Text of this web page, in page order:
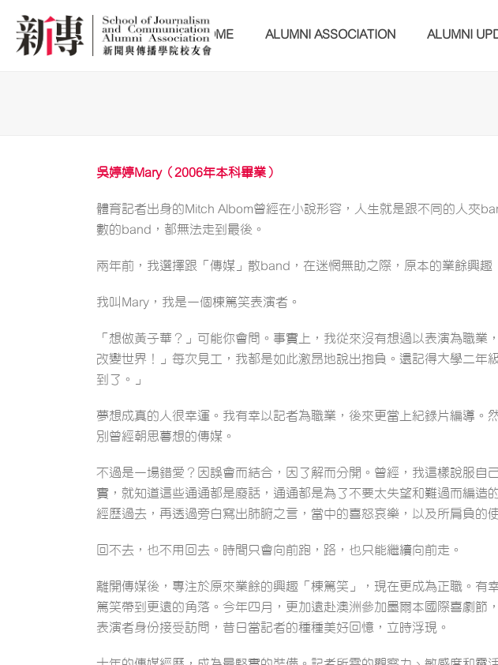
HOME ALUMNI ASSOCIATION ALUMNI
吳婷婷Mary（2006年本科畢業）
體育記者出身的Mitch Albom曾經在小說形容，人生就是跟不同的人
數的band，都無法走到最後。
兩年前，我選擇跟「傳媒」散band，在迷惘無助之際，原本的業餘興
我叫Mary，我是一個棟篤笑表演者。
「想做黃子華？」可能你會問。事實上，我從來沒有想過以表演為職
改變世界！」每次見工，我都是如此激昂地說出抱負。還記得大學二
到了。」
夢想成真的人很幸運。我有幸以記者為職業，後來更當上紀錄片編導
別曾經朝思暮想的傳媒。
不過是一場錯愛？因誤會而結合，因了解而分開。曾經，我這樣說服
實，就知道這些通通都是廢話，通通都是為了不要太失望和難過而編
經歷過去，再透過旁白寫出肺腑之言，當中的喜怒哀樂，以及所肩負的
回不去，也不用回去。時間只會向前跑，路，也只能繼續向前走。
離開傳媒後，專注於原來業餘的興趣「棟篤笑」，現在更成為正職。
篤笑帶到更遠的角落。今年四月，更加遠赴澳洲參加墨爾本國際喜劇
表演者身份接受訪問，昔日當記者的種種美好回憶，立時浮現。